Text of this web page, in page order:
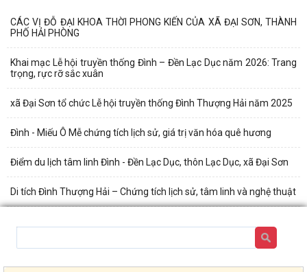
CÁC VỊ ĐỖ ĐẠI KHOA THỜI PHONG KIẾN CỦA XÃ ĐẠI SƠN, THÀNH
PHỐ HẢI PHÒNG
Khai mạc Lễ hội truyền thống Đình – Đền Lạc Dục năm 2026: Trang
trọng, rực rỡ sắc xuân
xã Đại Sơn tổ chức Lễ hội truyền thống Đình Thượng Hải năm 2025
Đình - Miếu Ô Mễ chứng tích lịch sử, giá trị văn hóa quê hương
Điểm du lịch tâm linh Đình - Đền Lạc Dục, thôn Lạc Dục, xã Đại Sơn
Di tích Đình Thượng Hải – Chứng tích lịch sử, tâm linh và nghệ thuật